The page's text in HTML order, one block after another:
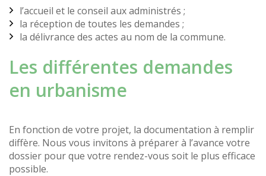
l’accueil et le conseil aux administrés ;
la réception de toutes les demandes ;
la délivrance des actes au nom de la commune.
Les différentes demandes
en urbanisme
En fonction de votre projet, la documentation à remplir
diffère. Nous vous invitons à préparer à l’avance votre
dossier pour que votre rendez-vous soit le plus efficace
possible.